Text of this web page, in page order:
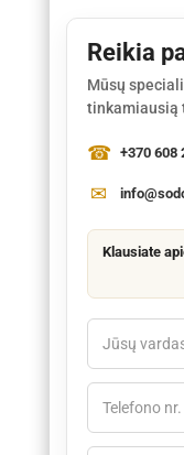
Reikia
Mūsų
tinkamiausią
+370 608
Klausiate